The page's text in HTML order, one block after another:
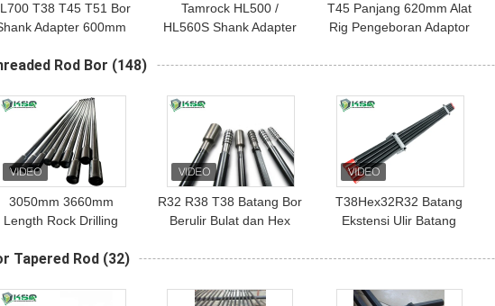
T38 T45 T51 Bor
Adapter 600mm
Tamrock
Tamrock HL500 /
HL560S Shank Adapter
T38 Berwarna Hitam
T45 Panjang 620mm Alat
Rig Pengeboran Adaptor
Rod Bor (148)
3050mm 3660mm
Length Rock Drilling
Carburized Extension
R32 R38 T38 Batang Bor
Berulir Bulat dan Hex
Tunneling Lubang
T38Hex32R32 Batang
Ekstensi Ulir Batang
Batang baja bor
Tapered Rod (32)